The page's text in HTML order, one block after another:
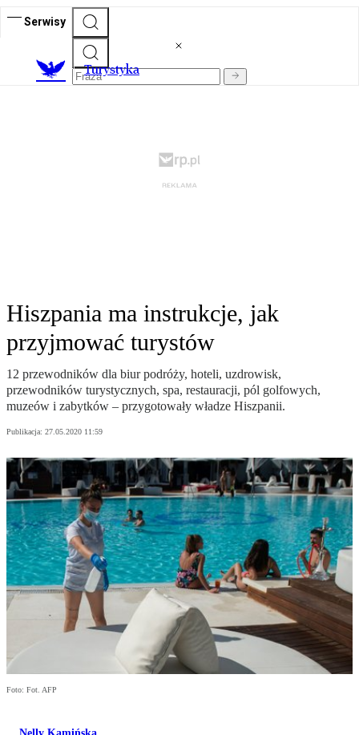
Serwisy
Turystyka
Hiszpania ma instrukcje, jak
przyjmować turystów
12 przewodników dla biur podróży, hoteli, uzdrowisk,
przewodników turystycznych, spa, restauracji, pól golfowych,
muzeów i zabytków – przygotowały władze Hiszpanii.
Publikacja: 27.05.2020 11:59
Foto: Fot. AFP